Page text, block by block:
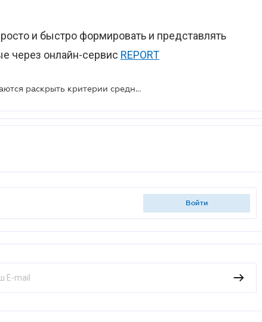
и быстро формировать и представлять
через онлайн-сервис REPORT
В Хозяйственном кодексе собираются раскрыть критерии среднего бизнеса
войти